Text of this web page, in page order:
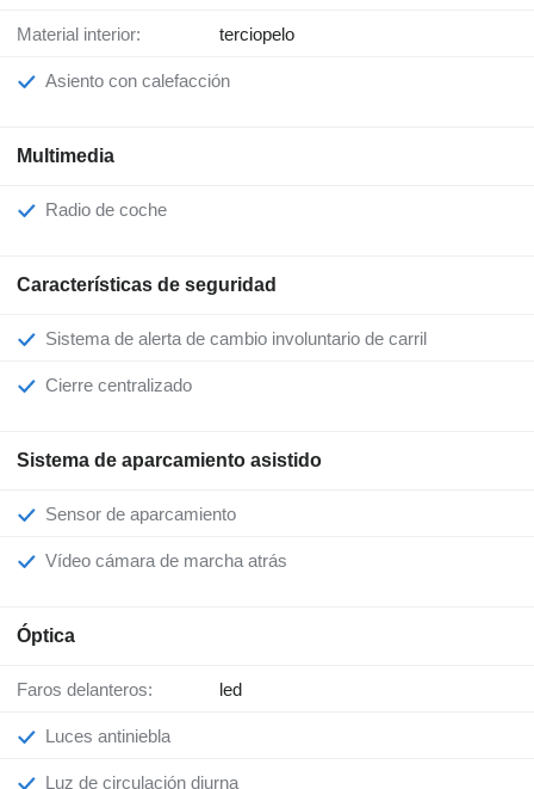
Material interior: terciopelo
Asiento con calefacción
Multimedia
Radio de coche
Características de seguridad
Sistema de alerta de cambio involuntario de carril
Cierre centralizado
Sistema de aparcamiento asistido
Sensor de aparcamiento
Vídeo cámara de marcha atrás
Óptica
Faros delanteros: led
Luces antiniebla
Luz de circulación diurna